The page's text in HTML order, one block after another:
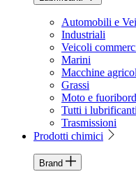
Automobili e
Industriali
Veicoli
Marini
Macchine
Grassi
Moto e
Tutti i lubrificanti
Trasmissioni
Prodotti chimici
Brand